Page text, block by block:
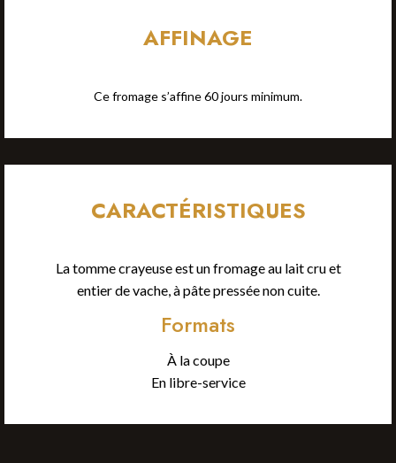
AFFINAGE
Ce fromage s’affine 60 jours minimum.
CARACTÉRISTIQUES
La tomme crayeuse est un fromage au lait cru et
entier de vache, à pâte pressée non cuite.
Formats
À la coupe
En libre-service